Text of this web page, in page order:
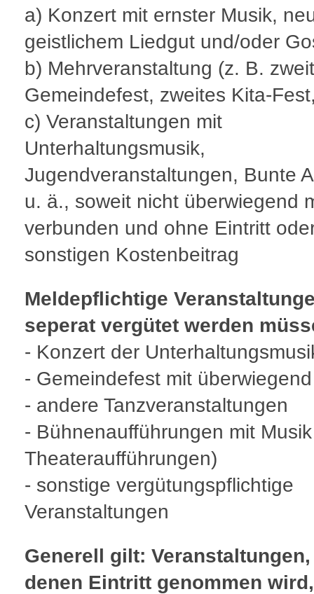
a) Konzert mit ernster Musik,
geistlichem Liedgut und/oder
b) Mehrveranstaltung (z. B.
Gemeindefest, zweites Kita-
c) Veranstaltungen mit
Unterhaltungsmusik,
Jugendveranstaltungen, Bunte
u. ä., soweit nicht überwiegend
verbunden und ohne Eintritt
sonstigen Kostenbeitrag
Meldepflichtige
seperat vergütet werden
- Konzert der
- Gemeindefest mit
- andere Tanzveranstaltungen
- Bühnenaufführungen mit
Theateraufführungen)
- sonstige vergütungspflichtige
Veranstaltungen
Generell gilt:
denen Eintritt genommen